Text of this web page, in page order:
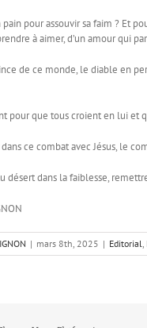
pour assouvir sa faim ? Et
à aimer, d’un amour qui
de ce monde, le diable en
pour que tous croient en lui et
dans ce combat avec Jésus, le
désert dans la faiblesse,
| mars 8th, 2025 | Editorial